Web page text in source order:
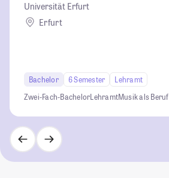
Universität Erfurt
Erfurt
Bachelor 6 Semester
Lehramt
Zwei-Fach-BachelorLehramtMusik als Beruf